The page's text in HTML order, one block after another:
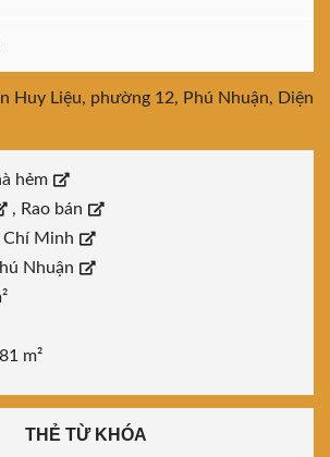
hẻm
, Rao bán
Chí Minh
Nhuận
81 m²
THẺ TỪ KHÓA